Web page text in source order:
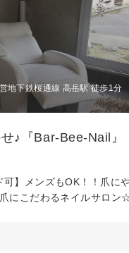
地下鉄桜通線 高岳駅 徒歩1分
♪『Bar-Bee-Nail』
】メンズもOK！！爪に
にこだわるネイルサロン